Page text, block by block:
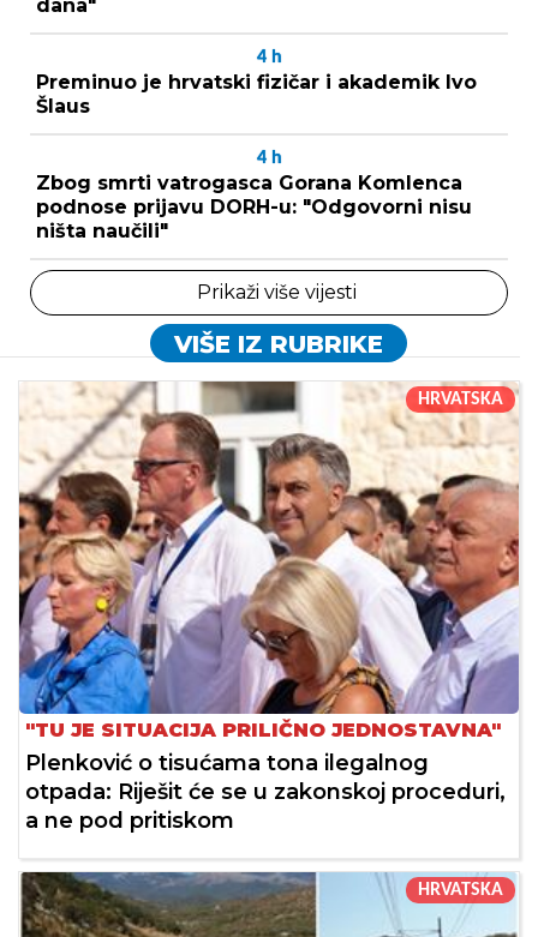
dana"
4 h
Preminuo je hrvatski fizičar i akademik Ivo
Šlaus
4 h
Zbog smrti vatrogasca Gorana Komlenca
podnose prijavu DORH-u: "Odgovorni nisu
ništa naučili"
Prikaži više vijesti
VIŠE IZ RUBRIKE
HRVATSKA
"TU JE SITUACIJA PRILIČNO JEDNOSTAVNA"
Plenković o tisućama tona ilegalnog
otpada: Riješit će se u zakonskoj proceduri,
a ne pod pritiskom
HRVATSKA